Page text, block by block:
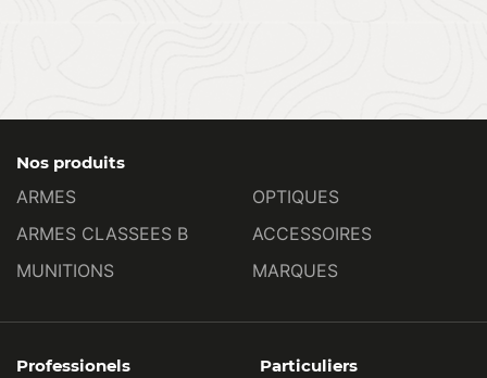
Nos produits
ARMES
ARMES CLASSEES B
MUNITIONS
OPTIQUES
ACCESSOIRES
MARQUES
Professionels Particuliers